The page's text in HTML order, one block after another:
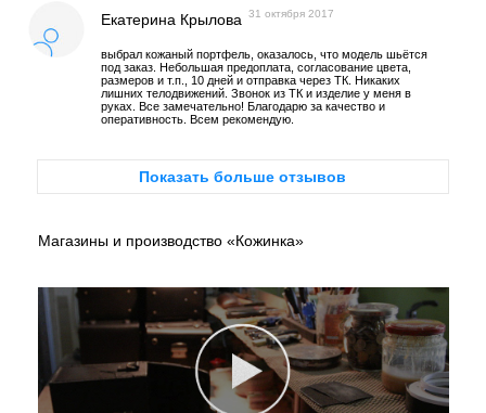
Екатерина Крылова 31 октября 2017
выбрал кожаный портфель, оказалось, что модель шьётся
под заказ. Небольшая предоплата, согласование цвета,
размеров и т.п., 10 дней и отправка через ТК. Никаких
лишних телодвижений. Звонок из ТК и изделие у меня в
руках. Все замечательно! Благодарю за качество и
оперативность. Всем рекомендую.
Показать больше отзывов
Магазины и производство «Кожинка»